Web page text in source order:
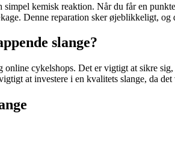
kemisk reaktion. Når du får en
Denne reparation sker øjeblikkeligt,
slange?
cykelshops. Det er vigtigt at sikre
at investere i en kvalitets slange, da